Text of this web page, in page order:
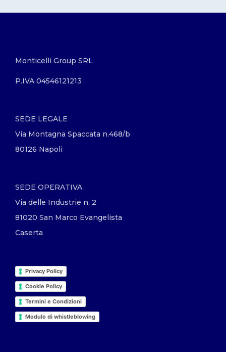
Monticelli Group SRL
P.IVA 04546121213
SEDE LEGALE
Via Montagna Spaccata n.468/b
80126 Napoli
SEDE OPERATIVA
Via delle Industrie n. 2
81020 San Marco Evangelista
Caserta
Privacy Policy
Cookie Policy
Termini e Condizioni
Modulo di whistleblowing